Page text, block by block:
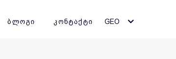
ბლოგი კონტაქტი GEO